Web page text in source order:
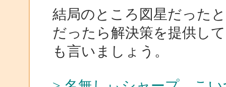
結局のところ図星だった
だったら解決策を提供し
も言いましょう。